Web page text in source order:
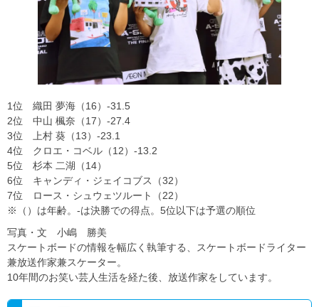
1位 織田 夢海（16）-31.5
2位 中山 楓奈（17）-27.4
3位 上村 葵（13）-23.1
4位 クロエ・コベル（12）-13.2
5位 杉本 二湖（14）
6位 キャンディ・ジェイコブス（32）
7位 ロース・シュウェツルート（22）
※（）は年齢。-は決勝での得点。5位以下は予選の順位
写真・文 小嶋 勝美
スケートボードの情報を幅広く執筆する、スケートボードライター
兼放送作家兼スケーター。
10年間のお笑い芸人生活を経た後、放送作家をしています。